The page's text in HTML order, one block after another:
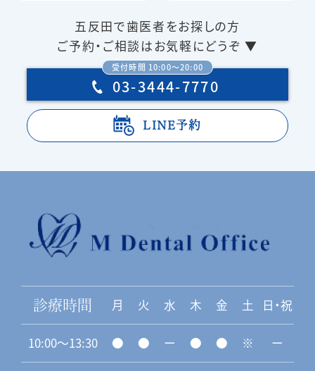
五反田で歯医者をお探しの方
ご予約・ご相談はお気軽にどうぞ ▼
受付時間 10:00〜20:00
03-3444-7770
LINE予約
診療時間 月 火 水 木 金 土 日・祝
10:00〜13:30 ● ● ー ● ● ※ ー